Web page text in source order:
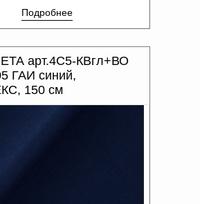
Подробнее
арт.4С5-КВгл+ВО
ГАИ синий,
150 см